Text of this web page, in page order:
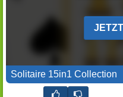
Solitaire 15in1 Collection